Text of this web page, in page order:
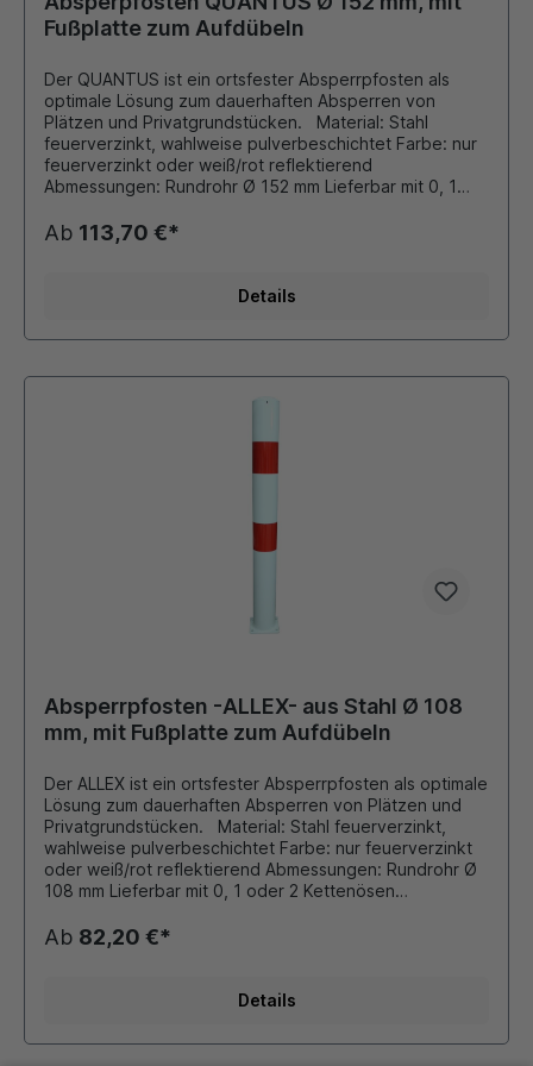
Fußplatte zum Aufdübeln
Der QUANTUS ist ein ortsfester Absperrpfosten als
optimale Lösung zum dauerhaften Absperren von
Plätzen und Privatgrundstücken. Material: Stahl
feuerverzinkt, wahlweise pulverbeschichtet Farbe: nur
feuerverzinkt oder weiß/rot reflektierend
Abmessungen: Rundrohr Ø 152 mm Lieferbar mit 0, 1
Fußplatte 200x200 mm Gesamtlänge: 1000 mm Durch
eigene Pulverbeschichtungsanlage ist auch
oder DB - Farben möglich. Die bei Bedarf montierten
verschweißt oder als Schraubösen ausgeführt.
Ab 113,70 €*
Details
Absperrpfosten -ALLEX- aus Stahl Ø 108
mm, mit Fußplatte zum Aufdübeln
Der ALLEX ist ein ortsfester Absperrpfosten als optimale
Lösung zum dauerhaften Absperren von Plätzen und
Privatgrundstücken. Material: Stahl feuerverzinkt,
wahlweise pulverbeschichtet Farbe: nur feuerverzinkt
oder weiß/rot reflektierend Abmessungen: Rundrohr Ø
108 mm Lieferbar mit 0, 1 oder 2 Kettenösen
mm Gesamtlänge: 900 mm Dieser Pfosten ist auch in der
Kategorie "Poller" in anderen Farben und Kopfformen
auch eine Beschichtung in unseren Standard - RAL
montierten Ösen für Absperrketten werden
Ab 82,20 €*
Details